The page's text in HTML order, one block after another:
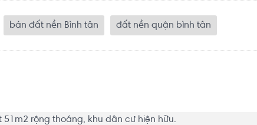
bán đất nền Bình tân đất nền quận bình tân